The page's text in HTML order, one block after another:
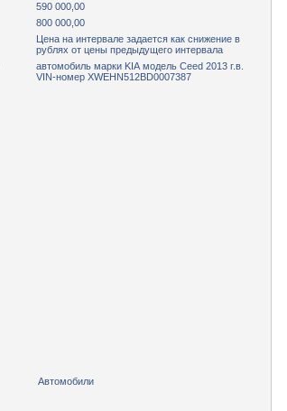
590 000,00
800 000,00
Цена на интервале задается как снижение в
рублях от цены предыдущего интервала
автомобиль марки KIA модель Ceed 2013 г.в.
VIN-номер XWEHN512BD0007387
Автомобили